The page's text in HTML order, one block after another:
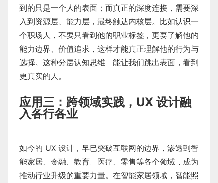
到的只是一个人的表面；而真正的深度连接，需要深
入到资源层、能力层，最终触达内核层。比如认识一
个职场人，不要只看到他的职业标签，更要了解他的
能力边界、价值追求，这样才能真正理解他的行为与
选择。这种分层认知思维，能让我们跳出表面，看到
更真实的人。
应用三：跨领域实践，UX 设计融
入各行各业
如今的 UX 设计，早已突破互联网的边界，渗透到智
能家居、金融、教育、医疗、零售等各个领域，成为
推动行业升级的重要力量。在智能家居领域，智能照